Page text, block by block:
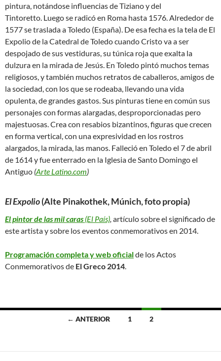
pintura, notándose influencias de Tiziano y del
Tintoretto. Luego se radicó en Roma hasta 1576. Alrededor de
1577 se traslada a Toledo (España). De esa fecha es la tela de El
Expolio de la Catedral de Toledo cuando Cristo va a ser
despojado de sus vestiduras, su túnica roja que exalta la
dulzura en la mirada de Jesús. En Toledo pintó muchos temas
religiosos, y también muchos retratos de caballeros, amigos de
la sociedad, con los que se rodeaba, llevando una vida
opulenta, de grandes gastos. Sus pinturas tiene en común sus
personajes con formas alargadas, desproporcionadas pero
majestuosas. Crea con resabios bizantinos, figuras que crecen
en forma vertical, con una expresividad en los rostros
alargados, la mirada, las manos. Falleció en Toledo el 7 de abril
de 1614 y fue enterrado en la Iglesia de Santo Domingo el
Antiguo (Arte Latino.com)
El Expolio(Alte Pinakothek, Múnich, foto propia)
El pintor de las mil caras (El País) artículo sobre el significado de
este artista y sobre los eventos conmemorativos en 2014.
Programación completa y web oficialde los Actos
Conmemorativos de El Greco 2014
las
← ANTERIOR 1 2